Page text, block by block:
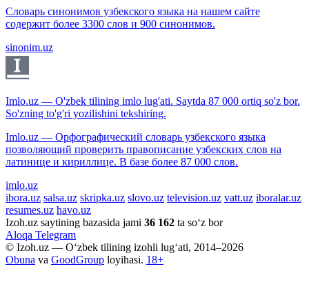
Словарь синонимов узбекского языка на нашем сайте
содержит более 3300 слов и 900 синонимов.
sinonim.uz
Imlo.uz — O'zbek tilining imlo lug'ati. Saytda 87 000 ortiq so'z bor.
So'zning to'g'ri yozilishini tekshiring.
Imlo.uz — Орфографический словарь узбекского языка
позволяющий проверить правописание узбекских слов на
латинице и кириллице. В базе более 87 000 слов.
imlo.uz
ibora.uz salsa.uz skripka.uz slovo.uz television.uz vatt.uz iboralar.uz
resumes.uz havo.uz
Izoh.uz saytining bazasida jami 36 162 ta so‘z bor
Aloqa Telegram
© Izoh.uz — O‘zbek tilining izohli lug‘ati, 2014–2026
Obuna va GoodGroup loyihasi. 18+